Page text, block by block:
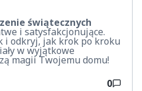
świątecznych
i satysfakcjonujące.
i odkryj, jak krok po kroku
w wyjątkowe
magii Twojemu domu!
0